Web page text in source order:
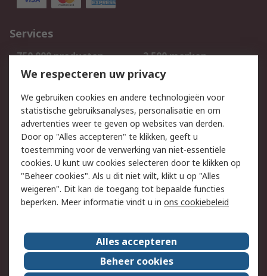
Services
750.000 producten
2.500 merken
Bestellen
Inkoopoplossingen
Track & Trace
Wettelijk
Cookiebeleid
Email veiligheid
Privacybeleid
Websitevoorwaarden
Algemene
verkoopvoorwaarden
Over RS
RS Group
Over ons
We respecteren uw privacy
We gebruiken cookies en andere technologieën voor
statistische gebruiksanalyses, personalisatie en om
advertenties weer te geven op websites van derden.
Door op "Alles accepteren" te klikken, geeft u
toestemming voor de verwerking van niet-essentiële
cookies. U kunt uw cookies selecteren door te klikken op
"Beheer cookies". Als u dit niet wilt, klikt u op "Alles
weigeren". Dit kan de toegang tot bepaalde functies
beperken. Meer informatie vindt u in ons cookiebeleid
Alles accepteren
Beheer cookies